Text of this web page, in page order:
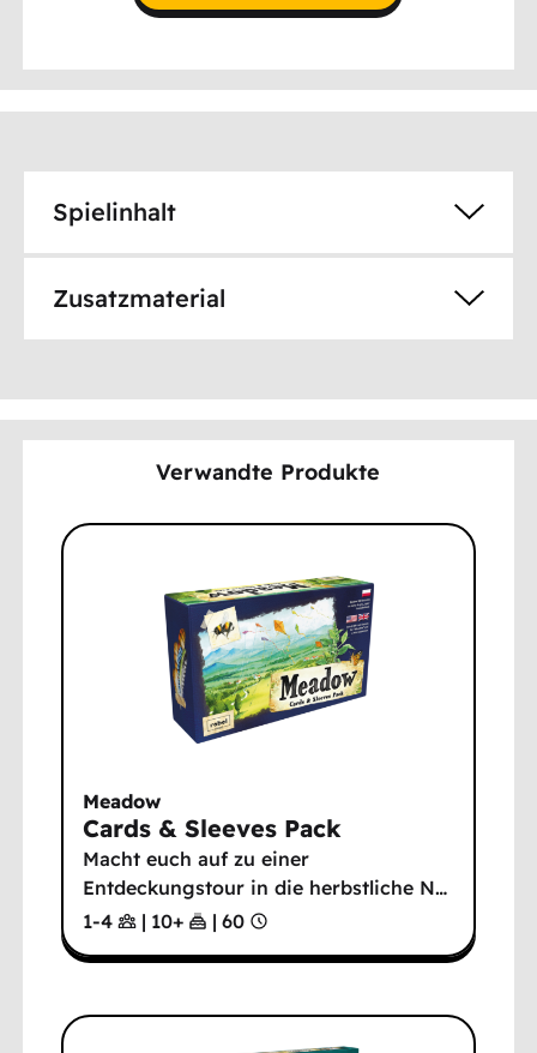
Spielinhalt
Zusatzmaterial
Verwandte Produkte
Meadow
Cards & Sleeves Pack
Macht euch auf zu einer
Entdeckungstour in die herbstliche N…
1-4
| 10+ | 60